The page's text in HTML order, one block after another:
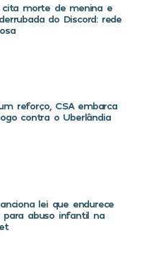
morte de menina e
do Discord: rede
reforço, CSA embarca
contra o Uberlândia
lei que endurece
para abuso infantil na